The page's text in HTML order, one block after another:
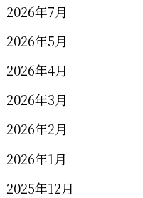
2026年7月
2026年5月
2026年4月
2026年3月
2026年2月
2026年1月
2025年12月